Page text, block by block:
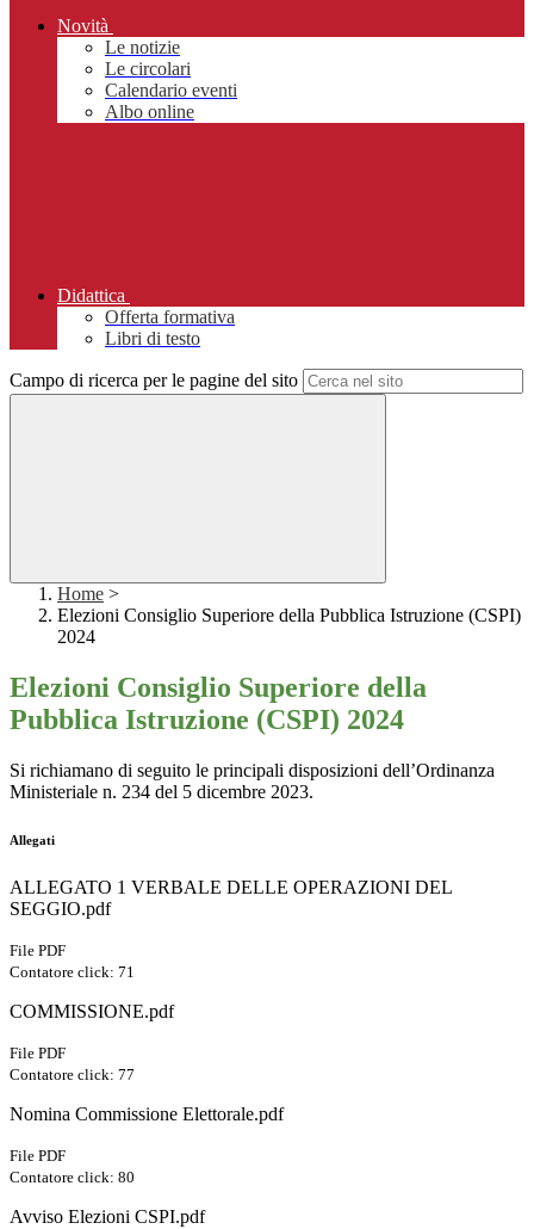
Novità
Le notizie
Le circolari
Calendario eventi
Albo online
Didattica
Offerta formativa
Libri di testo
Campo di ricerca per le pagine del sito
Home >
Elezioni Consiglio Superiore della Pubblica Istruzione (CSPI)
2024
Elezioni Consiglio Superiore della
Pubblica Istruzione (CSPI) 2024
Si richiamano di seguito le principali disposizioni dell’Ordinanza
Ministeriale n. 234 del 5 dicembre 2023.
Allegati
ALLEGATO 1 VERBALE DELLE OPERAZIONI DEL
SEGGIO.pdf
File PDF
Contatore click: 71
COMMISSIONE.pdf
File PDF
Contatore click: 77
Nomina Commissione Elettorale.pdf
File PDF
Contatore click: 80
Avviso Elezioni CSPI.pdf